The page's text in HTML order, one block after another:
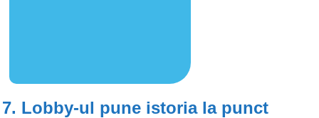
7. Lobby-ul pune istoria la punct